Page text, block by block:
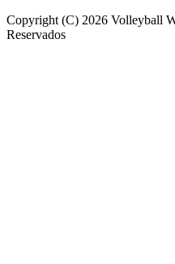
Copyright (C) 2026 Volleyball
Reservados